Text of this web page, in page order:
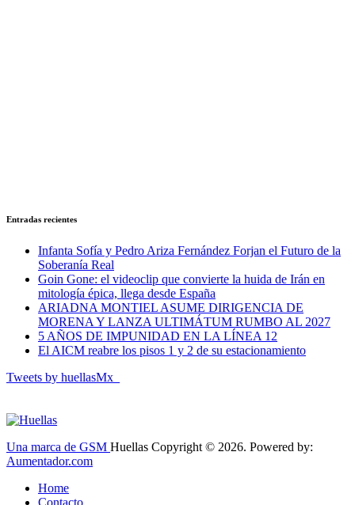
Entradas recientes
Infanta Sofía y Pedro Ariza Fernández Forjan el Futuro de la
Soberanía Real
Goin Gone: el videoclip que convierte la huida de Irán en
mitología épica, llega desde España
ARIADNA MONTIEL ASUME DIRIGENCIA DE
MORENA Y LANZA ULTIMÁTUM RUMBO AL 2027
5 AÑOS DE IMPUNIDAD EN LA LÍNEA 12
El AICM reabre los pisos 1 y 2 de su estacionamiento
Tweets by huellasMx_
Una marca de GSM Huellas Copyright © 2026. Powered by:
Aumentador.com
Home
Contacto